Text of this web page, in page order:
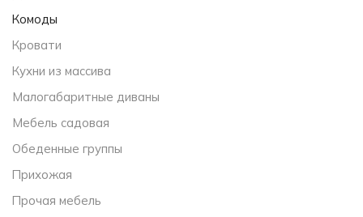
Комоды
Кровати
Кухни из массива
Малогабаритные диваны
Мебель садовая
Обеденные группы
Прихожая
Прочая мебель